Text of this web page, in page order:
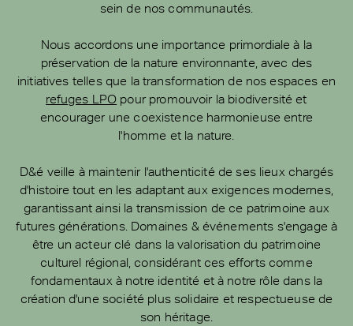
sein de nos communautés.
Nous accordons une importance primordiale à la
préservation de la nature environnante, avec des
initiatives telles que la transformation de nos espaces en
refuges LPO pour promouvoir la biodiversité et
encourager une coexistence harmonieuse entre
l'homme et la nature.
D&é veille à maintenir l'authenticité de ses lieux chargés
d'histoire tout en les adaptant aux exigences modernes,
garantissant ainsi la transmission de ce patrimoine aux
futures générations. Domaines & événements s'engage à
être un acteur clé dans la valorisation du patrimoine
culturel régional, considérant ces efforts comme
fondamentaux à notre identité et à notre rôle dans la
création d'une société plus solidaire et respectueuse de
son héritage.